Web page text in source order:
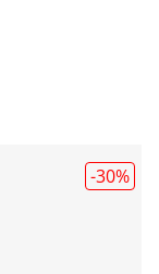
-30%